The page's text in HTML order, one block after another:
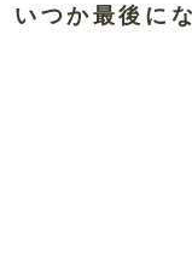
いつか最後に